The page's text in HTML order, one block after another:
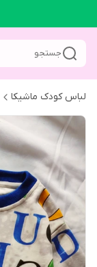
جستجو
لباس کودک ماشیکا